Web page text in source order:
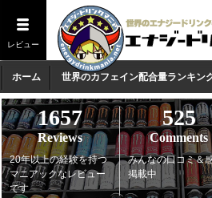
レビュー
ホーム 世界のカフェイン配合量ランキン
1657
Reviews
20年以上の経験を持つ
マニアックなレビュー
です
525
Comments
みんなの口コミ＆
掲載中